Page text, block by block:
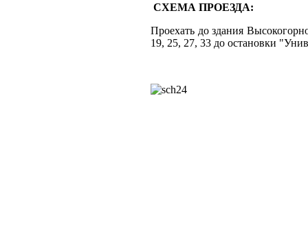
СХЕМА ПРОЕЗДА:
Проехать до здания
19, 25, 27, 33 до остановки